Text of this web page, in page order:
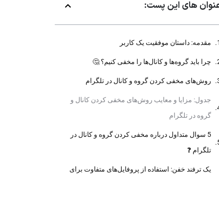
های این پست:
مقدمه: داستان موفقیت یک کاربر
چرا باید گروه‌ها و کانال‌ها را مخفی کنیم؟ 🤔
روش‌های مخفی کردن گروه و کانال در تلگرام
جدول: مزایا و معایب روش‌های مخفی کردن کانال و
گروه در تلگرام
5 سوال متداول درباره مخفی کردن گروه و کانال در
تلگرام ❓
یک ترفند خفن: استفاده از پروفایل‌های متفاوت برای